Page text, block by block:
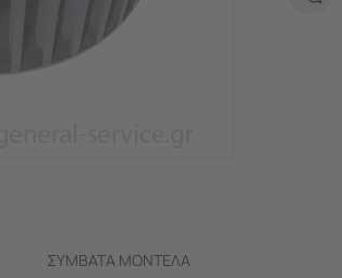
ΣΥΜΒΑΤΆ ΜΟΝΤΈΛΑ